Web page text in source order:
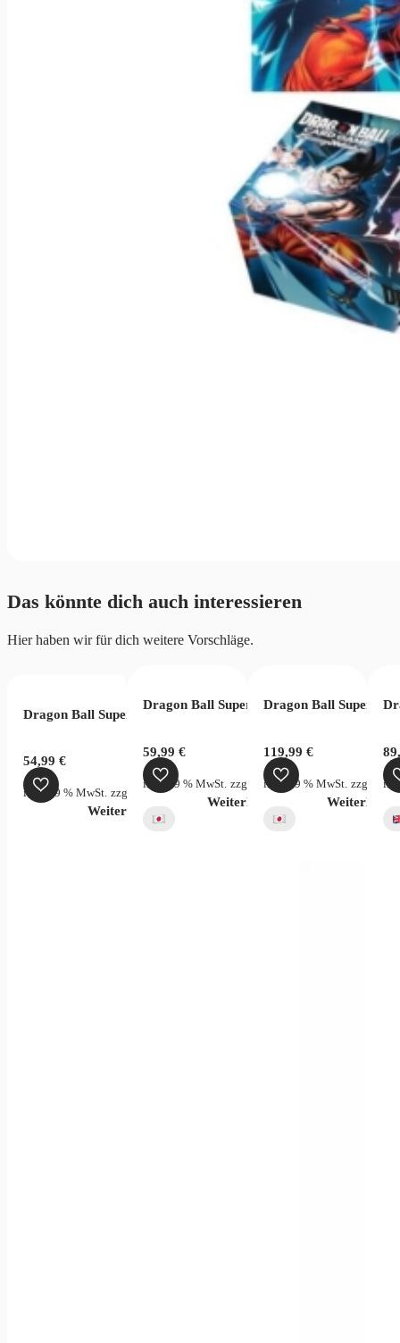
Das könnte dich auch interessieren
Hier haben wir für dich weitere Vorschläge.
Dragon Ball Super Card Game Fusion World Accessories Set
54,99€
inkl. 19 % MwSt. zzgl. Versandkosten
Weiterlesen
Dragon Ball Super Fusion World Blazing
59,99€
inkl. 19 % MwSt. zzgl. Versandkosten
Weiterlesen
Dragon Ball Super
119,99 €
inkl. 19 % MwSt. zzgl.
Weiterlesen